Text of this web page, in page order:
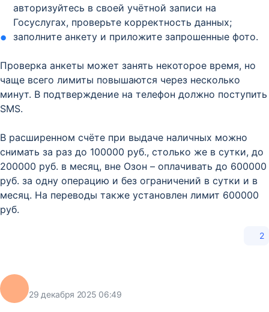
авторизуйтесь в своей учётной записи на
Госуслугах, проверьте корректность данных;
заполните анкету и приложите запрошенные фото.
Проверка анкеты может занять некоторое время, но
чаще всего лимиты повышаются через несколько
минут. В подтверждение на телефон должно поступить
SMS.
В расширенном счёте при выдаче наличных можно
снимать за раз до 100000 руб., столько же в сутки, до
200000 руб. в месяц, вне Озон – оплачивать до 600000
руб. за одну операцию и без ограничений в сутки и в
месяц. На переводы также установлен лимит 600000
руб.
2
29 декабря 2025 06:49